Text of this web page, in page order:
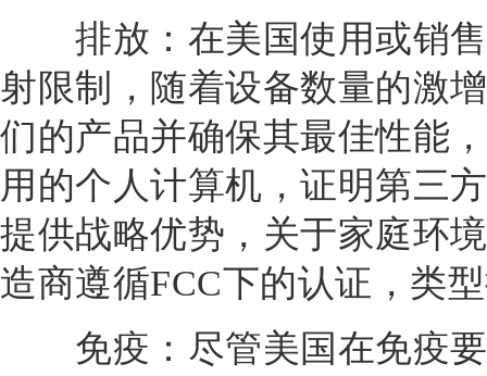
排放：在美国使用或销售
射限制，随着设备数量的激
们的产品并确保其最佳性能
用的个人计算机，证明第三
提供战略优势，关于家庭环
造商遵循FCC下的认证，类
免疫：尽管美国在免疫要